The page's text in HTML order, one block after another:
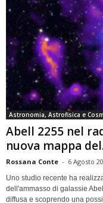
Astronomia, Astrofisica e
Abell 2255 nel
nuova mappa
Rossana Conte - 6 Agosto
Uno studio recente ha
dell'ammasso di galassie
diffusa e scoprendo una